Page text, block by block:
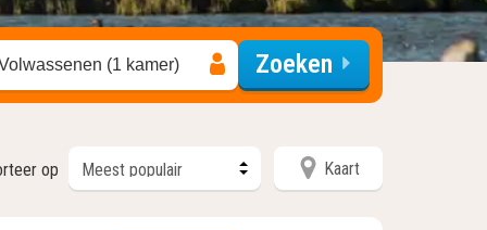
(1 kamer) Zoeken
op Kaart